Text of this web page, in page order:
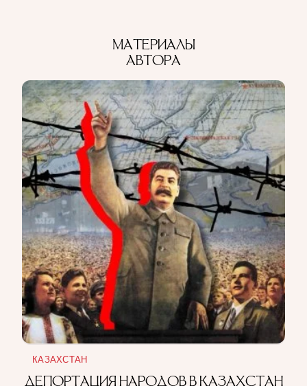
МАТЕРИАЛЫ
АВТОРА
КАЗАХСТАН
ДЕПОРТАЦИЯ НАРОДОВ В КАЗАХСТАН